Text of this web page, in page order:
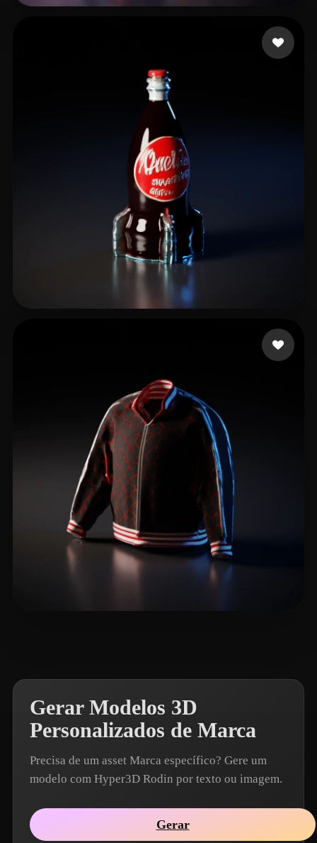
Gerar Modelos 3D
Personalizados de Marca
Precisa de um asset Marca específico? Gere um
modelo com Hyper3D Rodin por texto ou imagem.
Gerar